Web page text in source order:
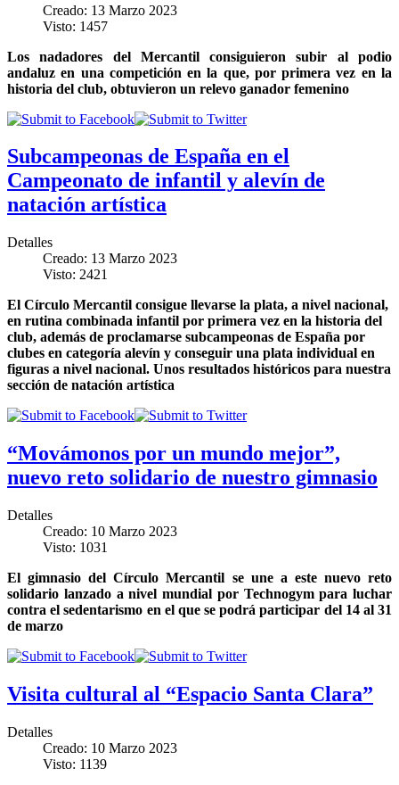
Creado: 13 Marzo 2023
Visto: 1457
Los nadadores del Mercantil consiguieron subir al podio
andaluz en una competición en la que, por primera vez en la
historia del club, obtuvieron un relevo ganador femenino
Subcampeonas de España en el
Campeonato de infantil y alevín de
natación artística
Detalles
Creado: 13 Marzo 2023
Visto: 2421
El Círculo Mercantil consigue llevarse la plata, a nivel nacional,
en rutina combinada infantil por primera vez en la historia del
club, además de proclamarse subcampeonas de España por
clubes en categoría alevín y conseguir una plata individual en
figuras a nivel nacional. Unos resultados históricos para nuestra
sección de natación artística
“Movámonos por un mundo mejor”,
nuevo reto solidario de nuestro gimnasio
Detalles
Creado: 10 Marzo 2023
Visto: 1031
El gimnasio del Círculo Mercantil se une a este nuevo reto
solidario lanzado a nivel mundial por Technogym para luchar
contra el sedentarismo en el que se podrá participar del 14 al 31
de marzo
Visita cultural al “Espacio Santa Clara”
Detalles
Creado: 10 Marzo 2023
Visto: 1139